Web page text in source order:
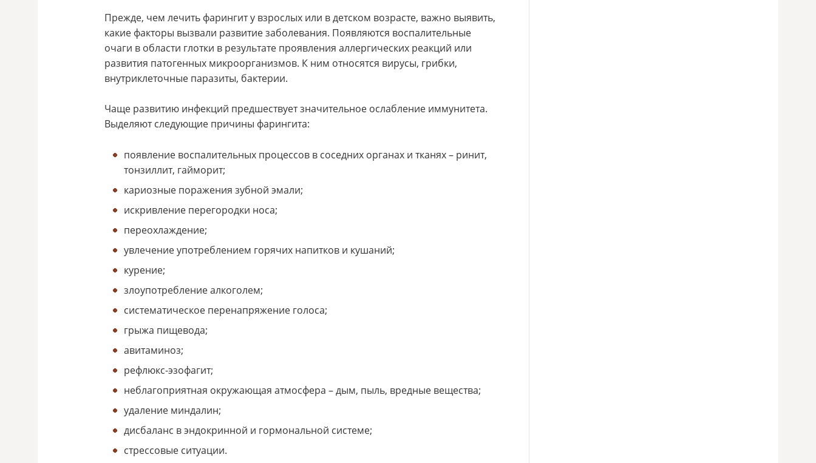
Прежде, чем лечить фарингит у взрослых или в детском возрасте, важно выявить,
какие факторы вызвали развитие заболевания. Появляются воспалительные
очаги в области глотки в результате проявления аллергических реакций или
развития патогенных микроорганизмов. К ним относятся вирусы, грибки,
внутриклеточные паразиты, бактерии.
Чаще развитию инфекций предшествует значительное ослабление иммунитета.
Выделяют следующие причины фарингита:
появление воспалительных процессов в соседних органах и тканях – ринит,
тонзиллит, гайморит;
кариозные поражения зубной эмали;
искривление перегородки носа;
переохлаждение;
увлечение употреблением горячих напитков и кушаний;
курение;
злоупотребление алкоголем;
систематическое перенапряжение голоса;
грыжа пищевода;
авитаминоз;
рефлюкс-эзофагит;
неблагоприятная окружающая атмосфера – дым, пыль, вредные вещества;
удаление миндалин;
дисбаланс в эндокринной и гормональной системе;
стрессовые ситуации.